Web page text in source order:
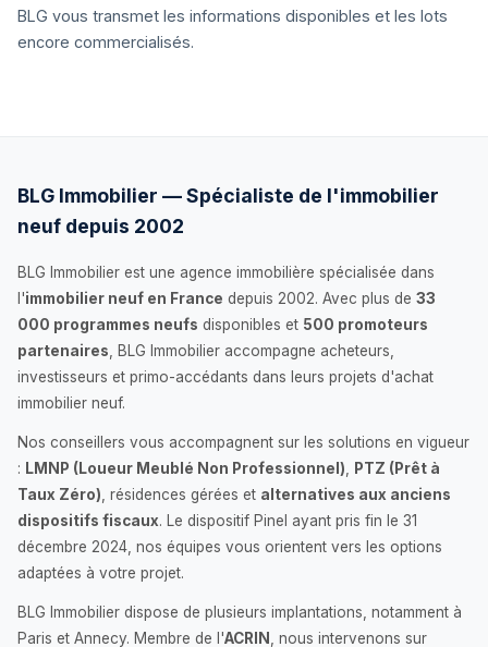
BLG vous transmet les informations disponibles et les lots
encore commercialisés.
BLG Immobilier — Spécialiste de l'immobilier
neuf depuis 2002
BLG Immobilier est une agence immobilière spécialisée dans
l'immobilier neuf en France depuis 2002. Avec plus de 33
000 programmes neufs disponibles et 500 promoteurs
partenaires , BLG Immobilier accompagne acheteurs,
investisseurs et primo-accédants dans leurs projets d'achat
immobilier neuf.
Nos conseillers vous accompagnent sur les solutions en vigueur
: LMNP (Loueur Meublé Non Professionnel)
PTZ (Prêt à
Taux Zéro) , résidences gérées et alternatives aux anciens
dispositifs fiscaux. Le dispositif Pinel ayant pris fin le 31
décembre 2024, nos équipes vous orientent vers les options
adaptées à votre projet.
BLG Immobilier dispose de plusieurs implantations, notamment à
Paris et Annecy. Membre de l'ACRIN
, nous intervenons sur